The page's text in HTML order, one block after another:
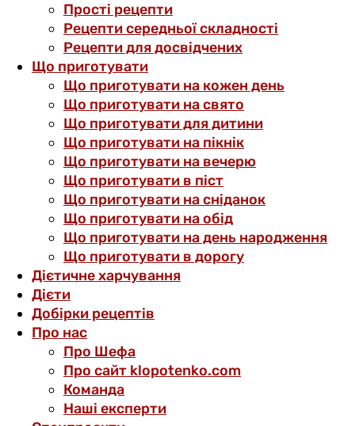
Прості рецепти
Рецепти середньої складності
Рецепти для досвідчених
Що приготувати
Що приготувати на кожен день
Що приготувати на свято
Що приготувати для дитини
Що приготувати на пікнік
Що приготувати на вечерю
Що приготувати в піст
Що приготувати на сніданок
Що приготувати на обід
Що приготувати на день народження
Що приготувати в дорогу
Дієтичне харчування
Дієти
Добірки рецептів
Про нас
Про Шефа
Про сайт klopotenko.com
Команда
Наші експерти